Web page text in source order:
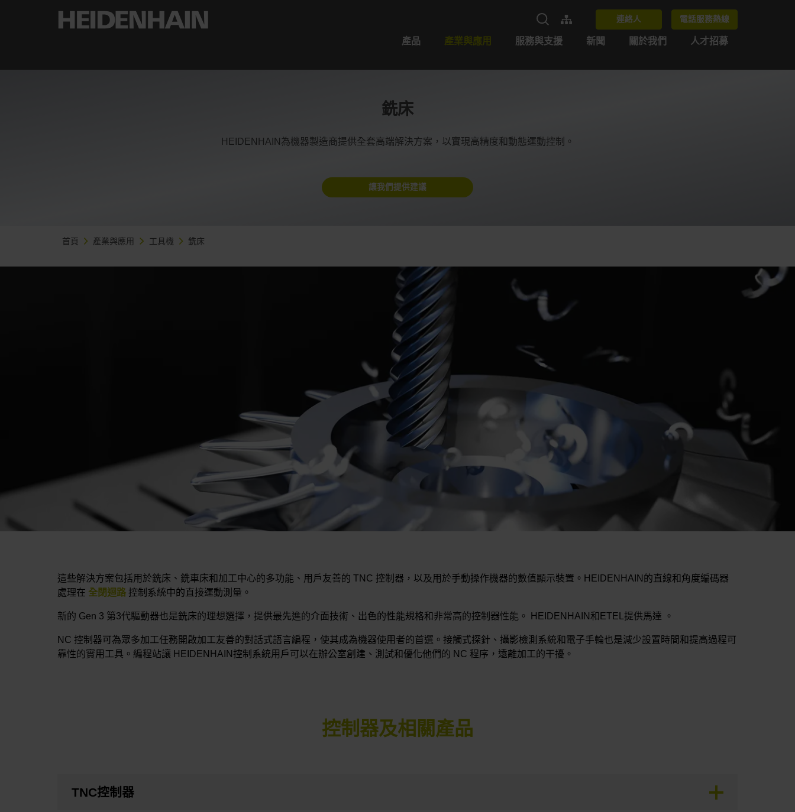
連絡人 電話服務熱線
產品 產業與應用 服務與支援 新聞 關於我們 人才招募
銑床
HEIDENHAIN為機器製造商提供全套高端解決方案，以實現高精度和動態運動控制。
讓我們提供建議
首頁 產業與應用 工具機 銑床
這些解決方案包括用於銑床、銑車床和加工中心的多功能、用戶友善的 TNC 控制器，以及用於手動操作機器的數值顯示裝置。HEIDENHAIN的直線和角度編碼器
處理在 全閉迴路 控制系統中的直接運動測量。
新的 Gen 3 第3代驅動器也是銑床的理想選擇，提供最先進的介面技術、出色的性能規格和非常高的控制器性能。 HEIDENHAIN和ETEL提供馬達 。
NC 控制器可為眾多加工任務開啟加工友善的對話式語言編程，使其成為機器使用者的首選。接觸式探針、攝影檢測系統和電子手輪也是減少設置時間和提高過程可
靠性的實用工具。編程站讓 HEIDENHAIN控制系統用戶可以在辦公室創建、測試和優化他們的 NC 程序，遠離加工的干擾。
控制器及相關產品
TNC控制器